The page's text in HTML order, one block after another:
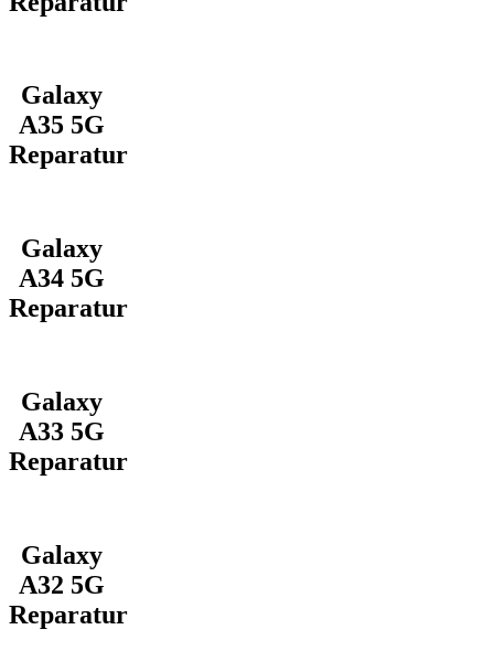
Galaxy
A35 5G
Reparatur
Galaxy
A34 5G
Reparatur
Galaxy
A33 5G
Reparatur
Galaxy
A32 5G
Reparatur